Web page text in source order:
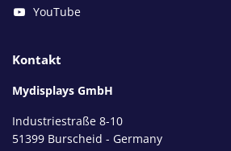
YouTube
Kontakt
Mydisplays GmbH
Industriestraße 8-10
51399 Burscheid - Germany